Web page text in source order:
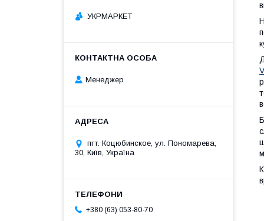
УКРМАРКЕТ
Менеджер
пгт. Коцюбинское, ул. Пономарева,
30, Київ, Україна
+380 (63) 053-80-70